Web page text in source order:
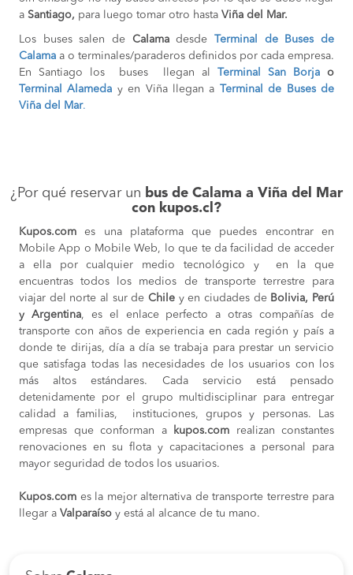
a Santiago, para luego tomar otro hasta Viña del Mar.
Los buses salen de CalamadesdeTerminal de Buses de
Calama a o terminales/paraderos definidos por cada empresa.
En Santiago los buses llegan al Terminal San Borjao
Terminal Alameda y en Viña llegan a Terminal de Buses de
Viña del Mar.
¿Por qué reservar un bus de Calama a Viña del Mar
con kupos.cl?
Kupos.com es una plataforma que puedes encontrar en
Mobile App o Mobile Web, lo que te da facilidad de acceder
a ella por cualquier medio tecnológico y en la que
encuentras todos los medios de transporte terrestre para
viajar del norte al sur de Chile y en ciudades de Bolivia, Perú
y Argentina, es el enlace perfecto a otras compañías de
transporte con años de experiencia en cada región y país a
donde te dirijas, día a día se trabaja para prestar un servicio
que satisfaga todas las necesidades de los usuarios con los
más altos estándares. Cada servicio está pensado
detenidamente por el grupo multidisciplinar para entregar
calidad a familias, instituciones, grupos y personas. Las
empresas que conforman a
kupos.com
realizan constantes
renovaciones en su flota y capacitaciones a personal para
mayor seguridad de todos los usuarios.
Kupos.com es la mejor alternativa de transporte terrestre para
llegar a Valparaíso y está al alcance de tu mano.